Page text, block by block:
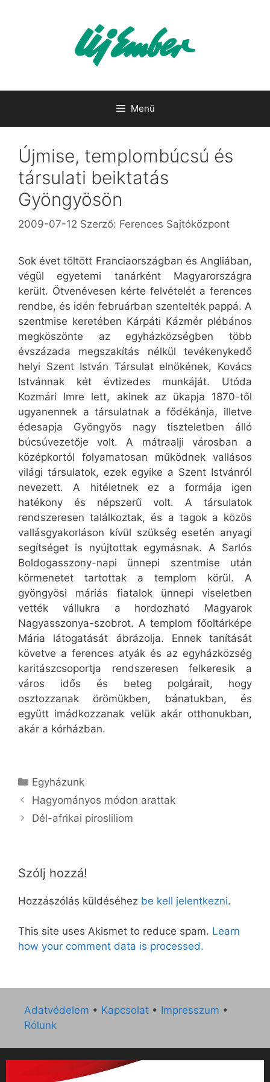
Menü
Újmise, templombúcsú és
társulati beiktatás
Gyöngyösön
2009-07-12 Szerző: Ferences Sajtóközpont
Sok évet töltött Franciaországban és Angliában,
végül egyetemi tanárként Magyarországra
került. Ötvenévesen kérte felvételét a ferences
rendbe, és idén februárban szentelték pappá. A
szentmise keretében Kárpáti Kázmér plébános
megköszönte az egyházközségben több
évszázada megszakítás nélkül tevékenykedő
helyi Szent István Társulat elnökének, Kovács
Istvánnak két évtizedes munkáját. Utóda
Kozmári Imre lett, akinek az ükapja 1870-től
ugyanennek a társulatnak a fődékánja, illetve
édesapja Gyöngyös nagy tiszteletben álló
búcsúvezetője volt. A mátraalji városban a
középkortól folyamatosan működnek vallásos
világi társulatok, ezek egyike a Szent Istvánról
nevezett. A hitéletnek ez a formája igen
hatékony és népszerű volt. A társulatok
rendszeresen találkoztak, és a tagok a közös
vallásgyakorláson kívül szükség esetén anyagi
segítséget is nyújtottak egymásnak. A Sarlós
Boldogasszony-napi ünnepi szentmise után
körmenetet tartottak a templom körül. A
gyöngyösi máriás fiatalok ünnepi viseletben
vették vállukra a hordozható Magyarok
Nagyasszonya-szobrot. A templom főoltárképe
Mária látogatását ábrázolja. Ennek tanítását
követve a ferences atyák és az egyházközség
karitászcsoportja rendszeresen felkeresik a
város idős és beteg polgárait, hogy
osztozzanak örömükben, bánatukban, és
együtt imádkozzanak velük akár otthonukban,
akár a kórházban.
Kategória
Egyházunk
Hagyományos módon arattak
Dél-afrikai pirosliliom
Szólj hozzá!
Hozzászólás küldéséhez be kell jelentkezni.
This site uses Akismet to reduce spam. Learn
how your comment data is processed.
Adatvédelem • Kapcsolat • Impresszum •
Rólunk